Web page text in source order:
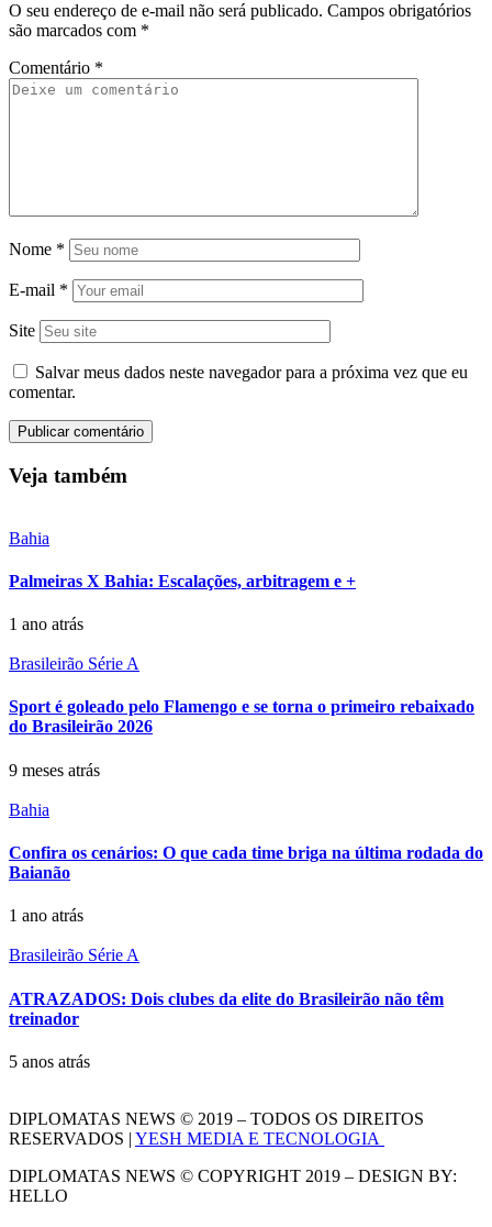
O seu endereço de e-mail não será publicado. Campos obrigatórios
são marcados com *
Comentário *
Nome *
E-mail *
Site
Salvar meus dados neste navegador para a próxima vez que eu
comentar.
Veja também
Bahia
Palmeiras X Bahia: Escalações, arbitragem e +
1 ano atrás
Brasileirão Série A
Sport é goleado pelo Flamengo e se torna o primeiro rebaixado
do Brasileirão 2026
9 meses atrás
Bahia
Confira os cenários: O que cada time briga na última rodada do
Baianão
1 ano atrás
Brasileirão Série A
ATRAZADOS: Dois clubes da elite do Brasileirão não têm
treinador
5 anos atrás
DIPLOMATAS NEWS © 2019 – TODOS OS DIREITOS
RESERVADOS | YESH MEDIA E TECNOLOGIA
DIPLOMATAS NEWS © COPYRIGHT 2019 – DESIGN BY:
HELLO